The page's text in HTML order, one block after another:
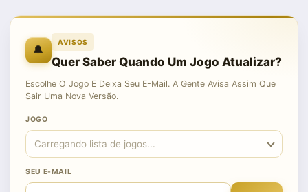
🔔
AVISOS
Quer Saber Quando Um Jogo Atualizar?
Escolhe O Jogo E Deixa Seu E-Mail. A Gente Avisa Assim Que
Sair Uma Nova Versão.
JOGO
SEU E-MAIL